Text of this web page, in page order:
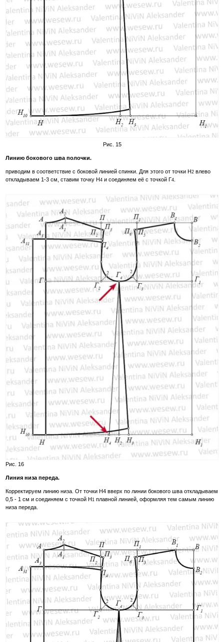
Рис. 15
Линию бокового шва полочки.
приводим в соответствие с боковой линией спинки. Для этого от точки Н2 влево
откладываем 1-3 см, ставим точку Н4 и соединяем её с точкой Г4
Рис. 16
Линия низа переда.
Корректируем линию низа. От точки Н4 вверх по линии бокового шва откладываем
0,5 - 1 см и соединяем с точкой Н1 плавной линией, оформляя тем самым линию
низа переда.